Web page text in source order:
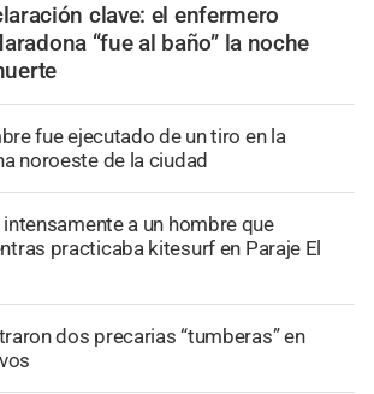
clave: el enfermero
“fue al baño” la noche
fue ejecutado de un tiro en la
noroeste de la ciudad
a un hombre que
practicaba kitesurf en Paraje El
dos precarias “tumberas” en